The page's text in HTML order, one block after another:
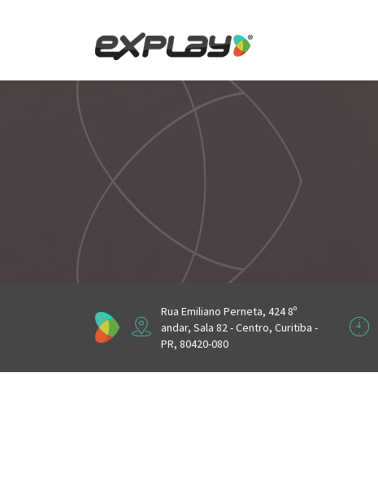
Rua Emiliano Perneta, 424 8º
andar, Sala 82 - Centro, Curitiba -
PR, 80420-080